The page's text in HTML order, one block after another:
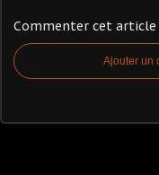
Commenter cet article
Ajouter un